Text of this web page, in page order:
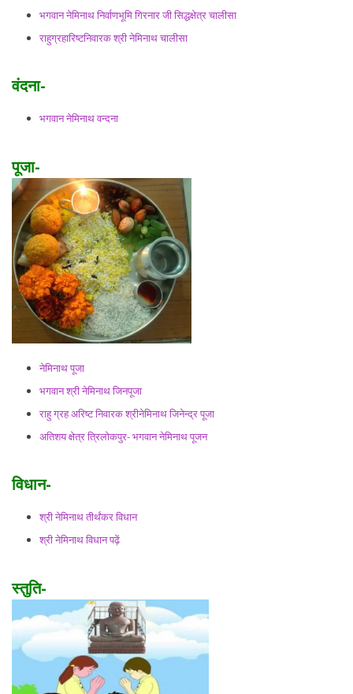
भगवान नेमिनाथ निर्वाणभूमि गिरनार जी सिद्धक्षेत्र चालीसा
राहुग्रहारिष्टनिवारक श्री नेमिनाथ चालीसा
वंदना-
भगवान नेमिनाथ वन्दना
पूजा-
नेमिनाथ पूजा
भगवान श्री नेमिनाथ जिनपूजा
राहु ग्रह अरिष्ट निवारक श्रीनेमिनाथ जिनेन्द्र पूजा
अतिशय क्षेत्र त्रिलोकपुर- भगवान नेमिनाथ पूजन
विधान-
श्री नेमिनाथ तीर्थंकर विधान
श्री नेमिनाथ विधान पढ़ें
स्तुति-